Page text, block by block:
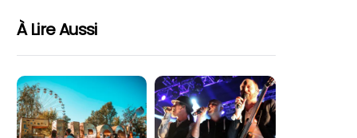
À Lire Aussi